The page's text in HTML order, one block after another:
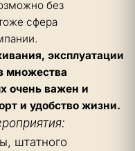
без
сфера
эксплуатации
множества
очень важен и
и удобство жизни.
штатного